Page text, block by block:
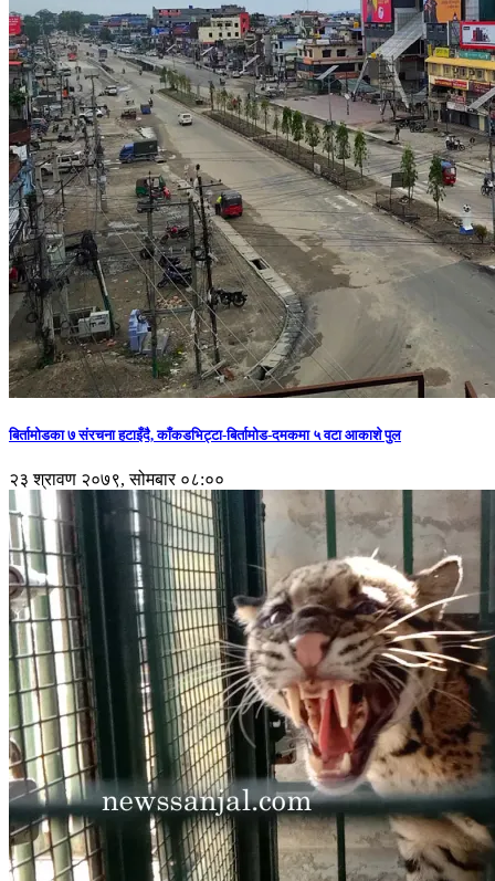
बिर्तामोडका ७ संरचना हटाइँदै, काँकडभिट्टा-बिर्तामोड-दमकमा ५ वटा आकाशे पुल
२३ श्रावण २०७९, सोमबार ०८:००